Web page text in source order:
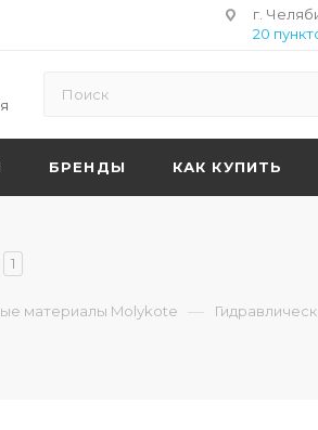
г.
20
БРЕНДЫ КАК КУПИТЬ
1
материалы Molykote —